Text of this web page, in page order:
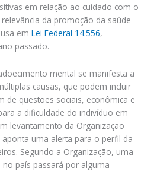
em relação ao cuidado com o
da promoção da saúde
em Lei Federal 14.556,
passado.
mental se manifesta a
causas, que podem incluir
de questões sociais, econômica e
a dificuldade do indivíduo em
levantamento da Organização
aponta uma alerta para o perfil da
Segundo a Organização, uma
país passará por alguma